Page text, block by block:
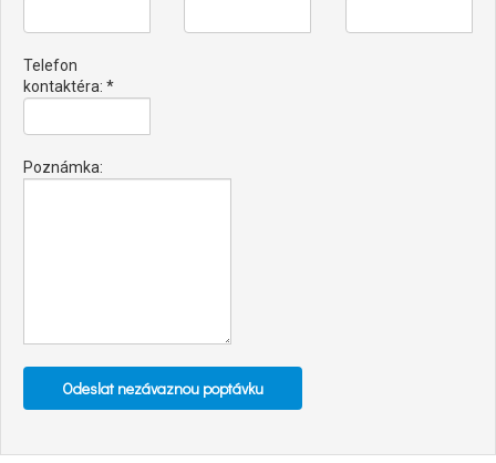
Telefon
kontaktéra: *
Poznámka: